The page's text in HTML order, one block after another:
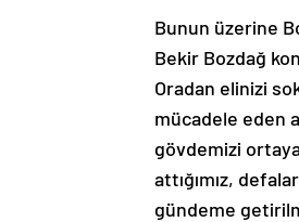
Bunun üzerine
Bekir Bozdağ
Oradan elinizi
mücadele eden
gövdemizi
attığımız,
gündeme